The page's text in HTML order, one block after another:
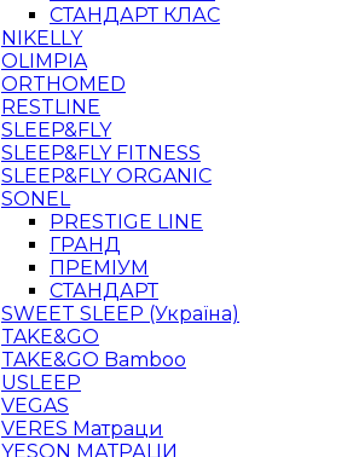
СТАНДАРТ КЛАС
NIKELLY
OLIMPIA
ORTHOMED
RESTLINE
SLEEP&FLY
SLEEP&FLY FITNESS
SLEEP&FLY ORGANIC
SONEL
PRESTIGE LINE
ГРАНД
ПРЕМІУМ
СТАНДАРТ
SWEET SLEEP (Україна)
TAKE&GO
TAKE&GO Bamboo
USLEEP
VEGAS
VERES Матраци
YESON МАТРАЦИ